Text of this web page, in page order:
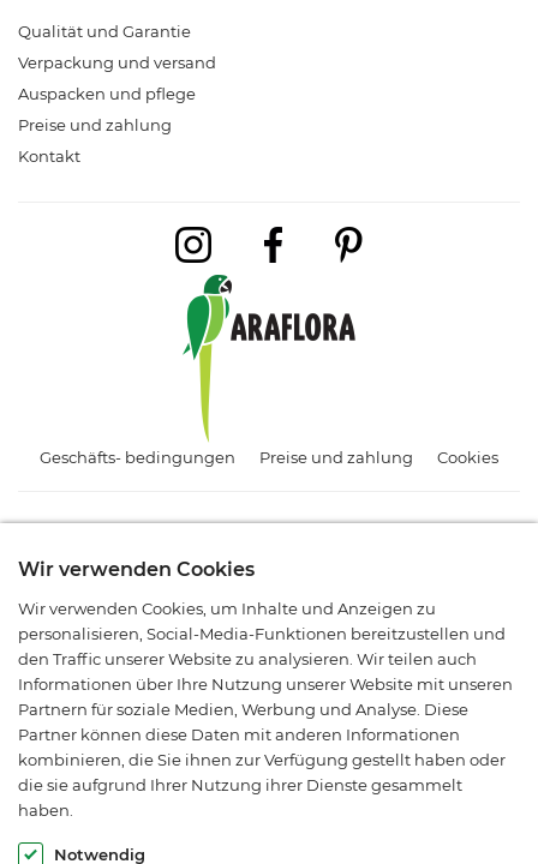
Qualität und Garantie
Verpackung und versand
Auspacken und pflege
Preise und zahlung
Kontakt
Geschäfts- bedingungen Preise und zahlung Cookies
und neue Produkte informiert.
Wir verwenden Cookies
Wir verwenden Cookies, um Inhalte und Anzeigen zu
personalisieren, Social-Media-Funktionen bereitzustellen und
den Traffic unserer Website zu analysieren. Wir teilen auch
Informationen über Ihre Nutzung unserer Website mit unseren
Partnern für soziale Medien, Werbung und Analyse. Diese
Partner können diese Daten mit anderen Informationen
kombinieren, die Sie ihnen zur Verfügung gestellt haben oder
die sie aufgrund Ihrer Nutzung ihrer Dienste gesammelt
haben.
Notwendig